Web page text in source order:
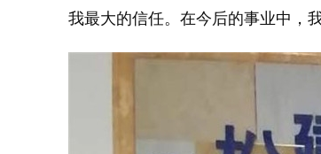
我最大的信任。在今后的事业中，